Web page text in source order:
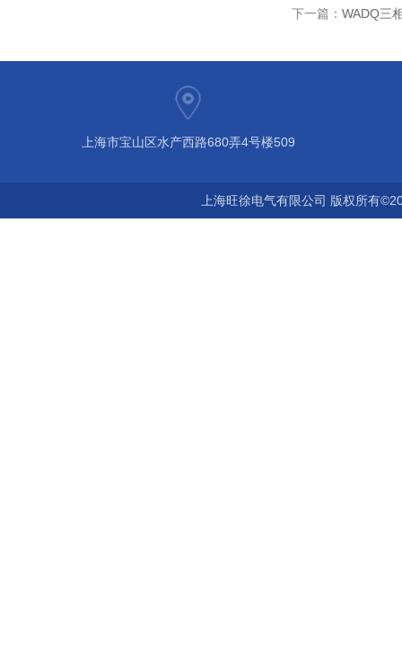
下一篇： WADQ三
上海市宝山区水产西路680弄4号楼509
上海旺徐电气有限公司 版权所有